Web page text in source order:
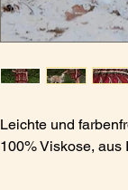
Leichte und
100% Viskose, aus